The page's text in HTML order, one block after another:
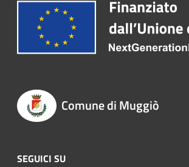
Comune di Muggiò
SEGUICI SU